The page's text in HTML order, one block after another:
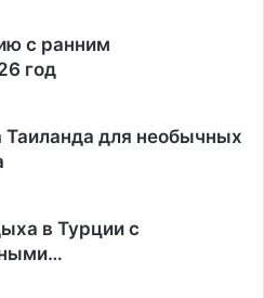
с ранним
год
для необычных
в Турции с